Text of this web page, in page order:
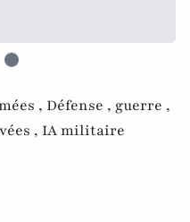
, Défense , guerre ,
, IA militaire